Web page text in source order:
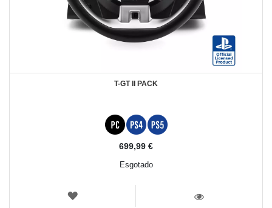
T-GT II PACK
699,99 €
Esgotado
LISTA